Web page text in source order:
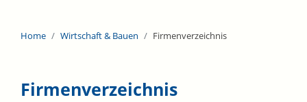
Home Wirtschaft & Bauen Firmenverzeichnis
Firmenverzeichnis